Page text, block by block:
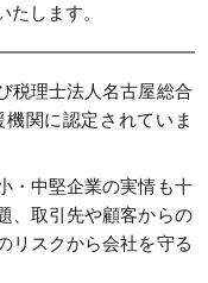
たします。
税理士法人名古屋総合
関に認定されていま
・中堅企業の実情も十
、取引先や顧客からの
リスクから会社を守る